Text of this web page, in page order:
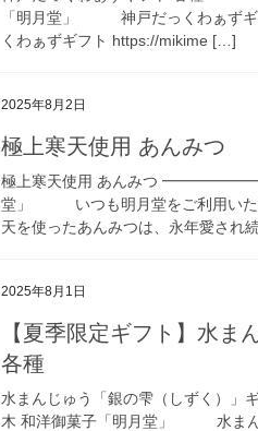
「明月堂」 神戸だっくわぁず
くわぁずギフト https://mikime […]
2025年8月2日
極上寒天使用 あんみつ
極上寒天使用 あんみつ
堂」 いつも明月堂をご利用い
天を使ったあんみつは、永年愛され
2025年8月1日
【夏季限定ギフト】水ま
各種
水まんじゅう「銀の雫（しず
木 和洋御菓子「明月堂」 水まん